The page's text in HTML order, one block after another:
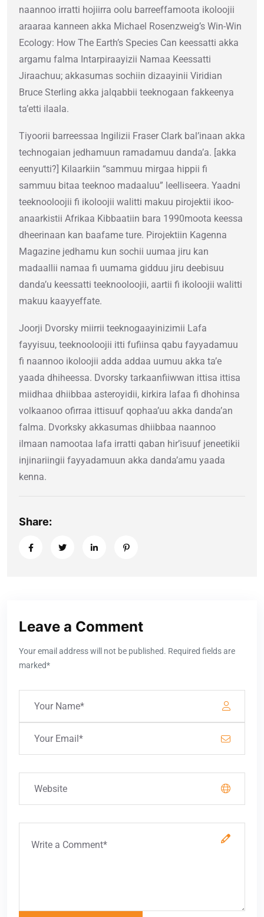
naannoo irratti hojiirra oolu barreeffamoota ikoloojii
araaraa kanneen akka Michael Rosenzweig’s Win-Win
Ecology: How The Earth’s Species Can keessatti akka
argamu falma Intarpiraayizii Namaa Keessatti
Jiraachuu; akkasumas sochiin dizaayinii Viridian
Bruce Sterling akka jalqabbii teeknogaan fakkeenya
ta’etti ilaala.
Tiyoorii barreessaa Ingilizii Fraser Clark bal’inaan akka
technogaian jedhamuun ramadamuu danda’a. [akka
eenyutti?] Kilaarkiin “sammuu mirgaa hippii fi
sammuu bitaa teeknoo madaaluu” leelliseera. Yaadni
teeknooloojii fi ikoloojii walitti makuu pirojektii ikoo-
anaarkistii Afrikaa Kibbaatiin bara 1990moota keessa
dheerinaan kan baafame ture. Pirojektiin Kagenna
Magazine jedhamu kun sochii uumaa jiru kan
madaallii namaa fi uumama gidduu jiru deebisuu
danda’u keessatti teeknooloojii, aartii fi ikoloojii walitti
makuu kaayyeffate.
Joorji Dvorsky miirrii teeknogaayinizimii Lafa
fayyisuu, teeknooloojii itti fufiinsa qabu fayyadamuu
fi naannoo ikoloojii adda addaa uumuu akka ta’e
yaada dhiheessa. Dvorsky tarkaanfiiwwan ittisa ittisa
miidhaa dhiibbaa asteroyidii, kirkira lafaa fi dhohinsa
volkaanoo ofirraa ittisuuf qophaa’uu akka danda’an
falma. Dvorksky akkasumas dhiibbaa naannoo
ilmaan namootaa lafa irratti qaban hir’isuuf jeneetikii
injinariingii fayyadamuun akka danda’amu yaada
kenna.
Share:
Leave a Comment
Your email address will not be published. Required fields are
marked*